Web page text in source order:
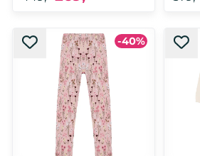
-40%